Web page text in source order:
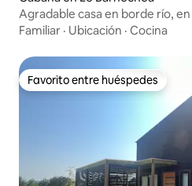
Agradable casa en borde río,
Familiar · Ubicación · Cocina
Favorito entre huéspedes
Favorito entre huéspedes